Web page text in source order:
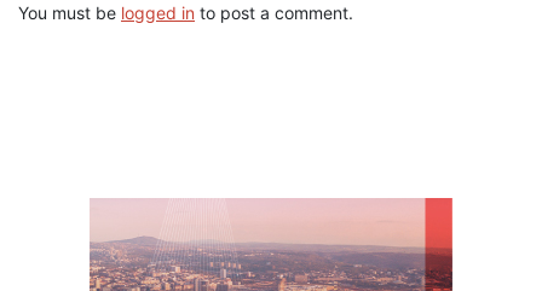
You must be logged in to post a comment.